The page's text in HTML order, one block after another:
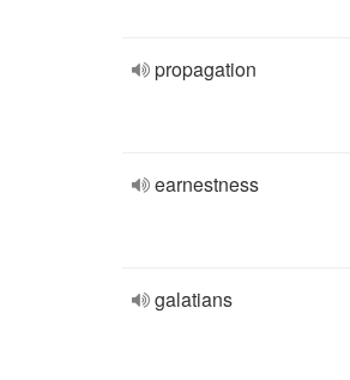
propagation
earnestness
galatians